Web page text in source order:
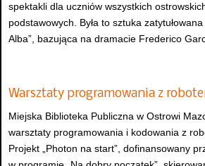
spektakli dla uczniów wszystkich
podstawowych. Była to sztuka
Alba”, bazująca na dramacie Frederico
Warsztaty programowania z
Miejska Biblioteka Publiczna w Ostrowi
warsztaty programowania i kodowania z
Projekt „Photon na start”, dofinansowany